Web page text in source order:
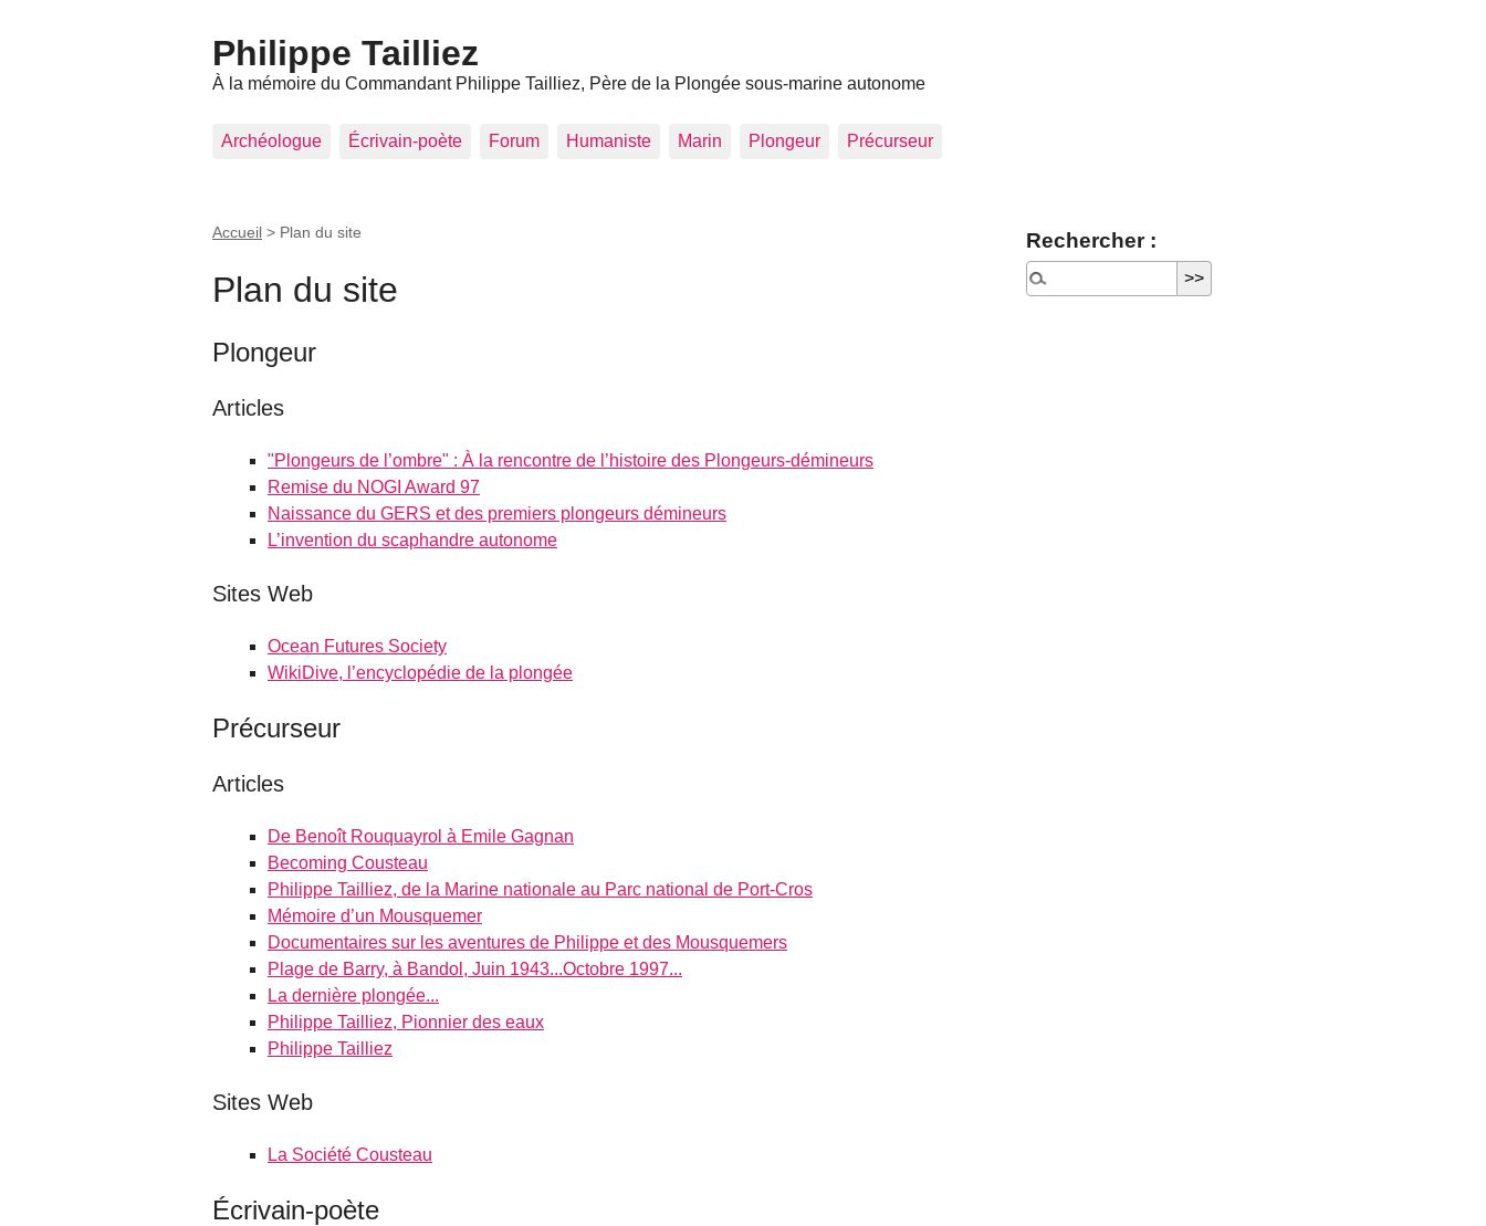
Philippe Tailliez
À la mémoire du Commandant Philippe Tailliez, Père de la Plongée sous-marine autonome
Archéologue Écrivain-poète Forum Humaniste Marin Plongeur Précurseur
Accueil > Plan du site
Plan du site
Plongeur
Articles
"Plongeurs de l’ombre" : À la rencontre de l’histoire des Plongeurs-démineurs
Remise du NOGI Award 97
Naissance du GERS et des premiers plongeurs démineurs
L’invention du scaphandre autonome
Sites Web
Ocean Futures Society
WikiDive, l’encyclopédie de la plongée
Précurseur
Articles
De Benoît Rouquayrol à Emile Gagnan
Becoming Cousteau
Philippe Tailliez, de la Marine nationale au Parc national de Port-Cros
Mémoire d’un Mousquemer
Documentaires sur les aventures de Philippe et des Mousquemers
Plage de Barry, à Bandol, Juin 1943...Octobre 1997...
La dernière plongée...
Philippe Tailliez, Pionnier des eaux
Philippe Tailliez
Sites Web
La Société Cousteau
Écrivain-poète
Rechercher :